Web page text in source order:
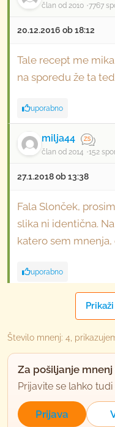
član od 2010 7767
20.12.2016 ob 18:12
Tale recept me
na sporedu že ta
uporabno
milja44
član od 2014 152
27.1.2018 ob 13:38
Fala Slonček,
slika ni identična.
katero sem mnenja,
uporabno
član od 2005
27.1.2018 ob 20:07
Po moje se pa motiš
uporabno
Število mnenj: 4,
Za pošiljanje
Prijavite se lahko
Prijava